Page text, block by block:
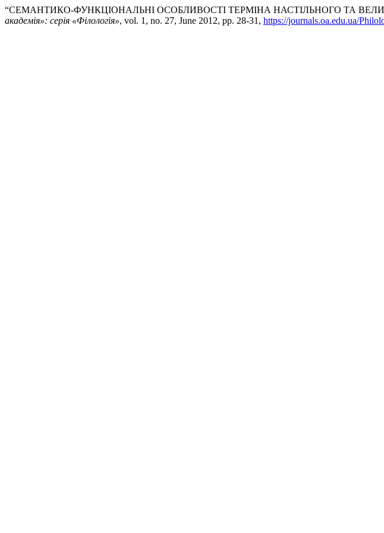
“СЕМАНТИКО-ФУНКЦІОНАЛЬНІ ОСОБЛИВОСТІ ТЕРМІНА НАСТІЛЬНОГО ТА
академія»: серія «Філологія», vol. 1, no. 27, June 2012, pp. 28-31, https://journals.oa.edu.ua/